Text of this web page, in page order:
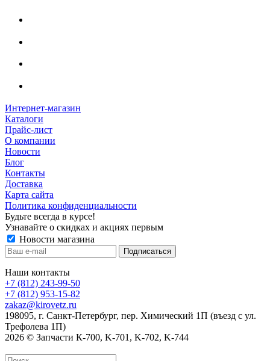
Интернет-магазин
Каталоги
Прайс-лист
О компании
Новости
Блог
Контакты
Доставка
Карта сайта
Политика конфиденциальности
Будьте всегда в курсе!
Узнавайте о скидках и акциях первым
Новости магазина
Наши контакты
+7 (812) 243-99-50
+7 (812) 953-15-82
zakaz@kirovetz.ru
198095, г. Санкт-Петербург, пер. Химический 1П (въезд с ул.
Трефолева 1П)
2026 © Запчасти К-700, K-701, K-702, K-744